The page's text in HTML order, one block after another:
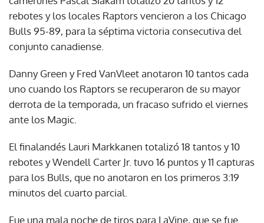
rebotes y los locales Raptors vencieron a los Chicago
Bulls 95-89, para la séptima victoria consecutiva del
conjunto canadiense.
Danny Green y Fred VanVleet anotaron 10 tantos cada
uno cuando los Raptors se recuperaron de su mayor
derrota de la temporada, un fracaso sufrido el viernes
ante los Magic.
El finalandés Lauri Markkanen totalizó 18 tantos y 10
rebotes y Wendell Carter Jr. tuvo 16 puntos y 11 capturas
para los Bulls, que no anotaron en los primeros 3:19
minutos del cuarto parcial.
Fue una mala noche de tiros para LaVine, que se fue